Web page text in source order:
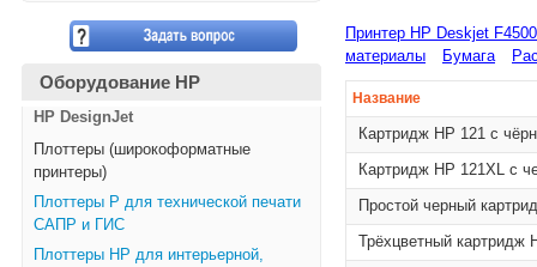
Оборудование HP
HP DesignJet
Плоттеры (широкоформатные
принтеры)
Плоттеры Р для технической печати
САПР и ГИС
Плоттеры НР для интерьерной,
Принтер HP Deskjet
материалы
Бумага
Название
Картридж HP 121 с
Картридж HP 121XL с
Простой черный
Трёхцветный картридж